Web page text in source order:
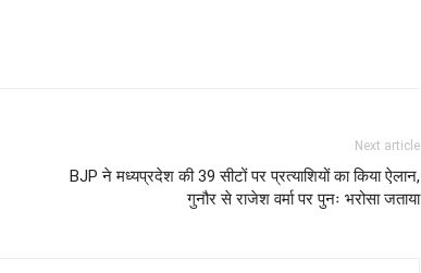
Next article
BJP ने मध्यप्रदेश की 39 सीटों पर प्रत्याशियों का किया ऐलान,
गुनौर से राजेश वर्मा पर पुनः भरोसा जताया